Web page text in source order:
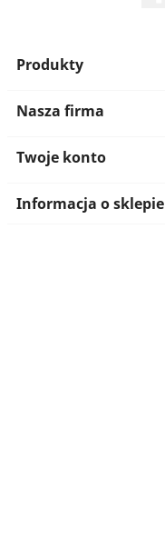
Produkty
Nasza firma
Twoje konto
Informacja o sklepie